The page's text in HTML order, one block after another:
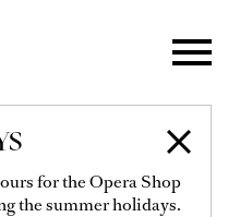
for the Opera Shop
the summer holidays.
LIANG